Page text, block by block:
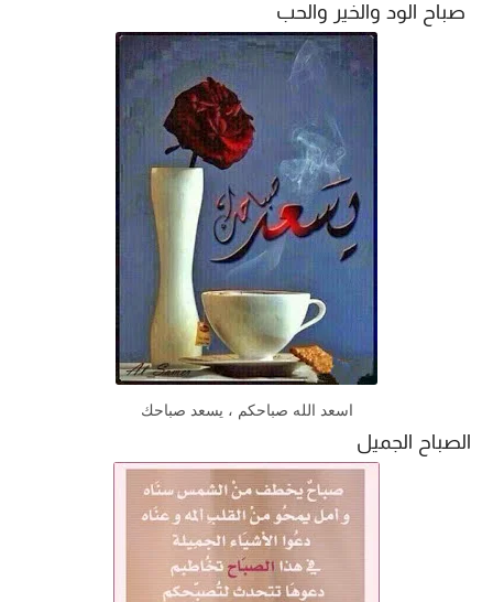
صباح الود والخير والحب
اسعد الله صباحكم ، يسعد صباحك
الصباح الجميل